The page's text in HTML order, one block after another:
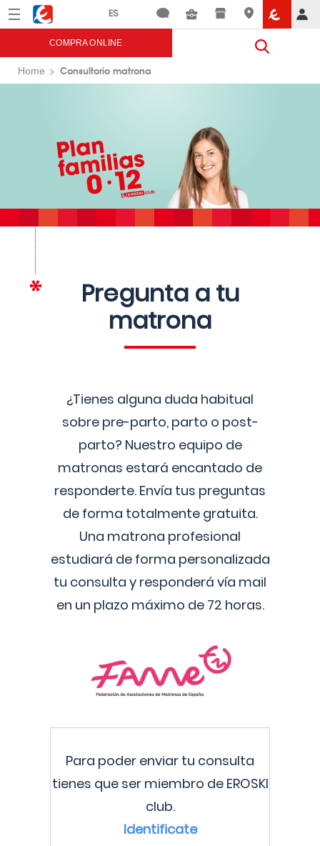
Menú Eroski
COMPRA ONLINE
Home Consultorio matrona
Pregunta a tu
matrona
¿Tienes alguna duda habitual
sobre pre-parto, parto o post-
parto? Nuestro equipo de
matronas estará encantado de
responderte. Envía tus preguntas
de forma totalmente gratuita.
Una matrona profesional
estudiará de forma personalizada
tu consulta y responderá vía mail
en un plazo máximo de 72 horas.
Para poder enviar tu consulta
tienes que ser miembro de EROSKI
club.
Identificate